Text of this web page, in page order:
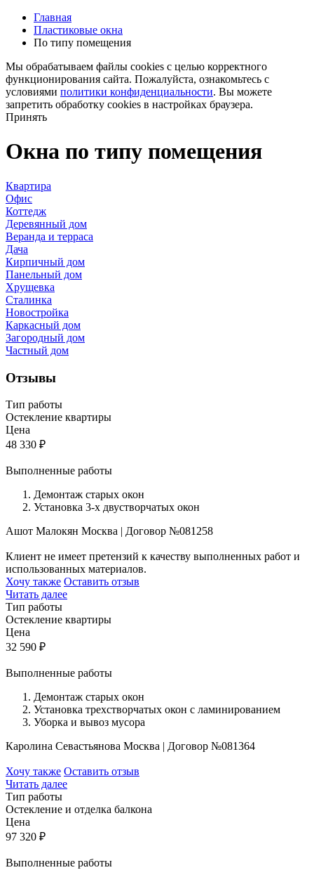
Главная
Пластиковые окна
По типу помещения
Мы обрабатываем файлы cookies с целью корректного
функционирования сайта. Пожалуйста, ознакомьтесь с
условиями политики конфиденциальности. Вы можете
запретить обработку cookies в настройках браузера.
Принять
Окна по типу помещения
Квартира
Офис
Коттедж
Деревянный дом
Веранда и терраса
Дача
Кирпичный дом
Панельный дом
Хрущевка
Сталинка
Новостройка
Каркасный дом
Загородный дом
Частный дом
Отзывы
Тип работы
Остекление квартиры
Цена
48 330 ₽
Выполненные работы
Демонтаж старых окон
Установка 3-х двустворчатых окон
Ашот Малокян Москва | Договор №081258
Клиент не имеет претензий к качеству выполненных работ и
использованных материалов.
Хочу также Оставить отзыв
Читать далее
Тип работы
Остекление квартиры
Цена
32 590 ₽
Выполненные работы
Демонтаж старых окон
Установка трехстворчатых окон с ламинированием
Уборка и вывоз мусора
Каролина Севастьянова Москва | Договор №081364
Хочу также Оставить отзыв
Читать далее
Тип работы
Остекление и отделка балкона
Цена
97 320 ₽
Выполненные работы